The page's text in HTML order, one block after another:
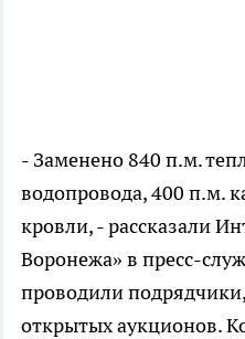
- Заменено 840 п.м.
водопровода, 400 п.м.
кровли, - рассказали
Воронежа» в пресс-
проводили
открытых аукционов.